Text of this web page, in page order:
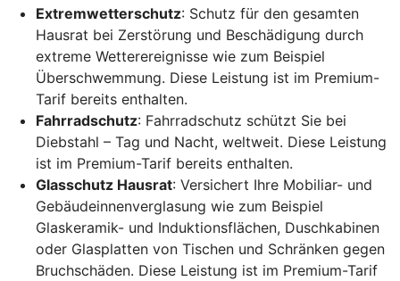
Extremwetterschutz: Schutz für den gesamten
Hausrat bei Zerstörung und Beschädigung durch
extreme Wetterereignisse wie zum Beispiel
Überschwemmung. Diese Leistung ist im Premium-
Tarif bereits enthalten.
Fahrradschutz: Fahrradschutz schützt Sie bei
Diebstahl – Tag und Nacht, weltweit. Diese Leistung
ist im Premium-Tarif bereits enthalten.
Glasschutz Hausrat: Versichert Ihre Mobiliar- und
Gebäudeinnenverglasung wie zum Beispiel
Glaskeramik- und Induktionsflächen, Duschkabinen
oder Glasplatten von Tischen und Schränken gegen
Bruchschäden. Diese Leistung ist im Premium-Tarif